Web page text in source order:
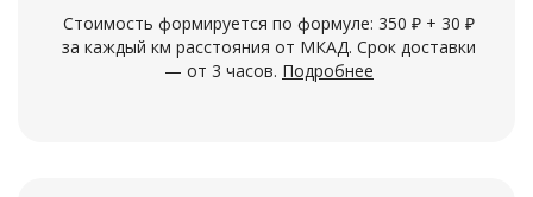
Стоимость формируется по формуле: 350 ₽ + 30 ₽
за каждый км расстояния от МКАД. Срок доставки
— от 3 часов. Подробнее